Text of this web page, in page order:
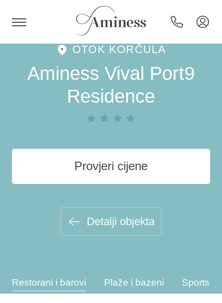
HR
Hoteli i resorti
Kampovi
Destinacije
Interesi
Brandovi
OTOK KORČULA
Aminess Vival Port9
Residence
Provjeri cijene
Detalji objekta
Restorani i barovi Plaže i bazeni